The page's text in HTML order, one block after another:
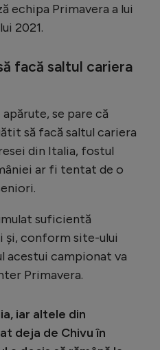
echipa Primavera a lui
2021.
facă saltul cariera
se pare că
să facă saltul cariera
din Italia, fostul
ar fi tentat de o
suficientă
și, conform site-ului
acestui campionat va
Primavera.
iar altele din
deja de Chivu în